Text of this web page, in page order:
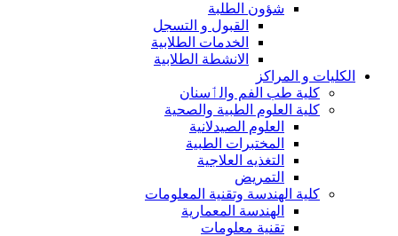
شؤون الطلبة
القبول و التسجل
الخدمات الطلابية
الانشطة الطلابية
الكليات و المراكز
كلية طب الفم والٲسنان
كلية العلوم الطبية والصحية
العلوم الصيدلانية
المختبرات الطبية
التغذيه العلاجية
التمريض
كلية الهندسة وتقنية المعلومات
الهندسة المعمارية
تقنية معلومات